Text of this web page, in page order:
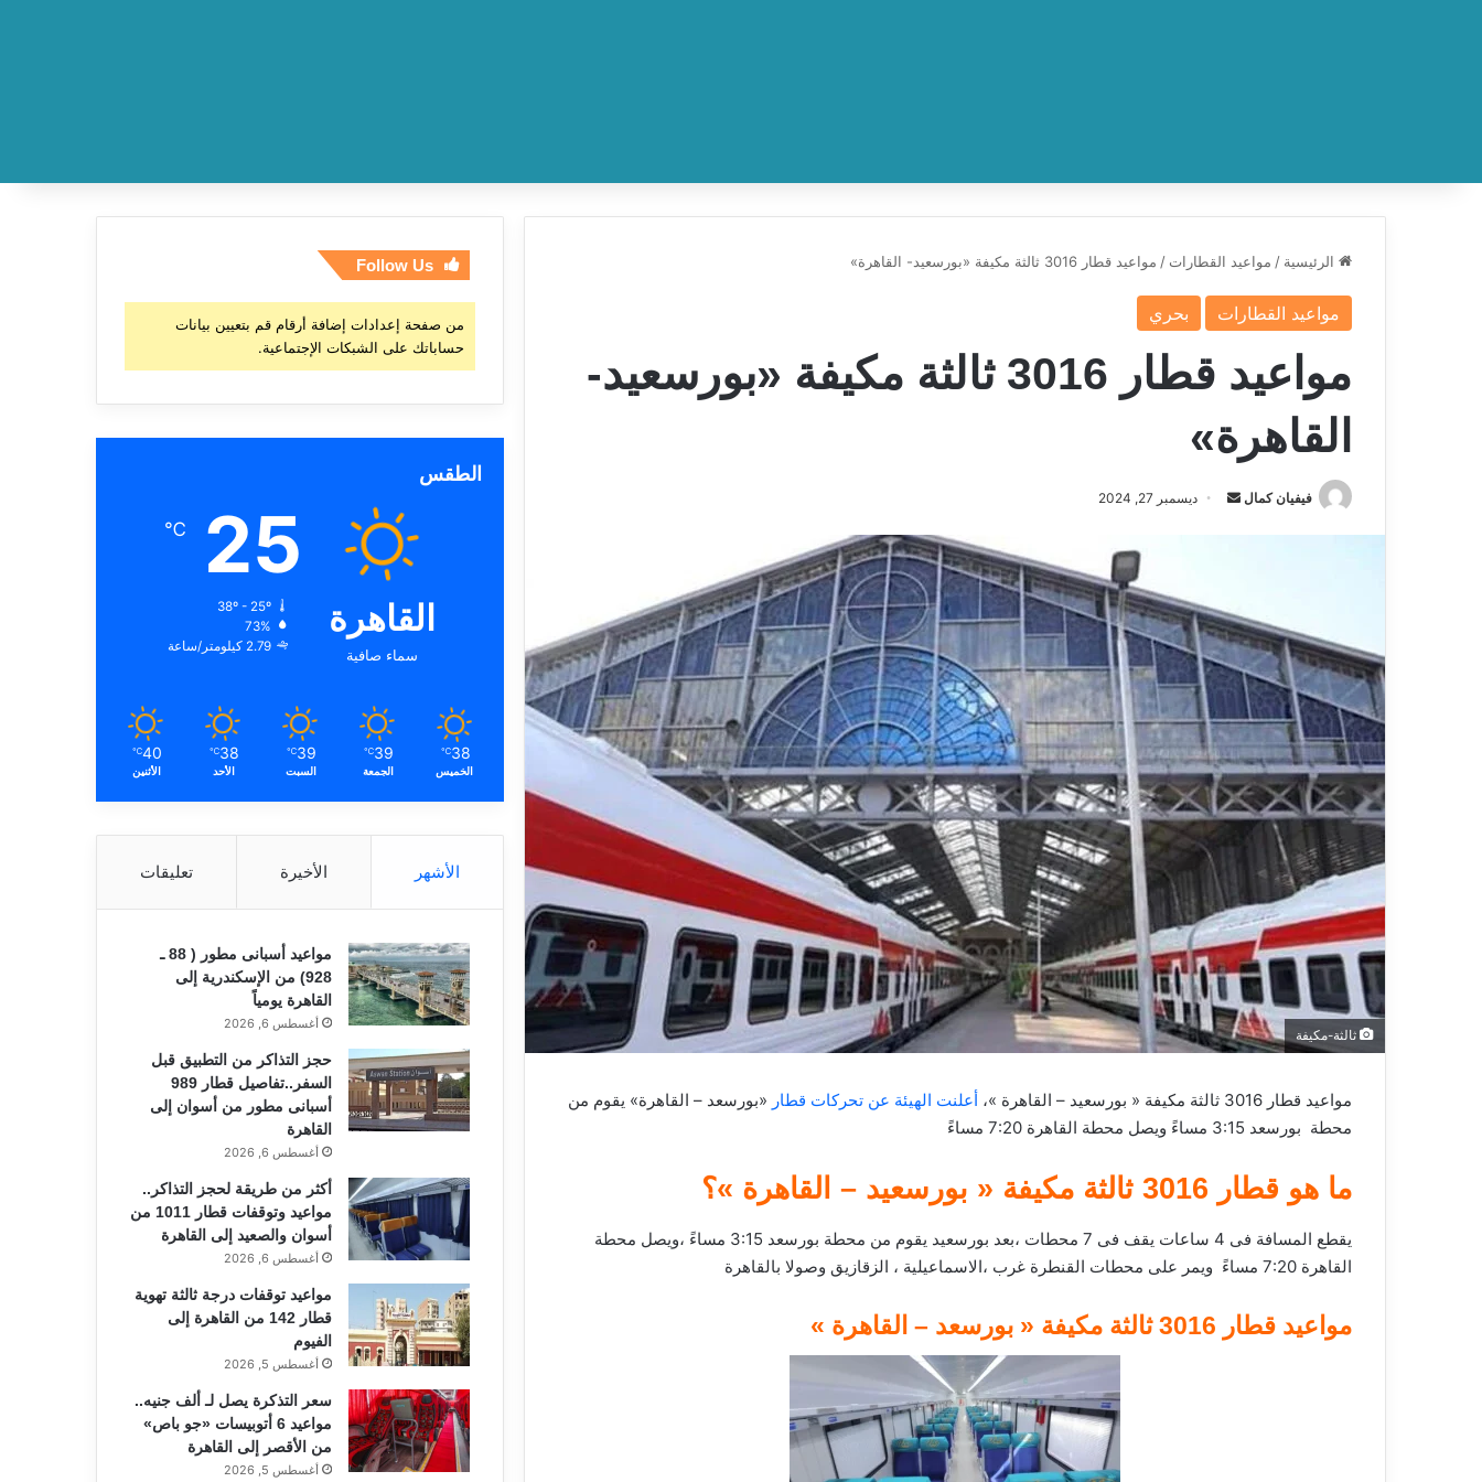
الرئيسية / مواعيد القطارات / مواعيد قطار 3016 ثالثة مكيفة «بورسعيد- القاهرة»
مواعيد القطارات بحري
مواعيد قطار 3016 ثالثة مكيفة «بورسعيد-
القاهرة»
فيفيان كمال
ر
د
إ
ل
ك
ت
ي
ا
ديسمبر 27, 2024
ثالثة-مكيفة
مواعيد قطار 3016 ثالثة مكيفة « بورسعيد – القاهرة »، أعلنت الهيئة عن تحركات قطار «بورسعد – القاهرة» يقوم من
محطة بورسعد 3:15 مساءً ويصل محطة القاهرة 7:20 مساءً
ما هو قطار 3016 ثالثة مكيفة « بورسعيد – القاهرة »؟
يقطع المسافة فى 4 ساعات يقف فى 7 محطات ،بعد بورسعيد يقوم من محطة بورسعد 3:15 مساءً ،ويصل محطة
القاهرة 7:20 مساءً ويمر على محطات القنطرة غرب ،الاسماعيلية ، الزقازيق وصولا بالقاهرة
مواعيد قطار 3016 ثالثة مكيفة « بورسعد – القاهرة »
Follow Us
من صفحة إعدادات إضافة أرقام قم بتعيين بيانات
حساباتك على الشبكات الإجتماعية.
الطقس
القاهرة
سماء صافية
25
℃
38º - 25º
73%
2.79 كيلومتر/ساعة
38
℃
الخميس
39
℃
الجمعة
39
℃
السبت
38
℃
الأحد
40
℃
الأثنين
الأشهر الأخيرة تعليقات
مواعيد أسبانى مطور ( 88 ـ
928) من الإسكندرية إلى
القاهرة يومياً
أغسطس 6, 2026
حجز التذاكر من التطبيق قبل
السفر..تفاصيل قطار 989
أسبانى مطور من أسوان إلى
القاهرة
أغسطس 6, 2026
أكثر من طريقة لحجز التذاكر..
مواعيد وتوقفات قطار 1011 من
أسوان والصعيد إلى القاهرة
أغسطس 6, 2026
مواعيد توقفات درجة ثالثة تهوية
قطار 142 من القاهرة إلى
الفيوم
أغسطس 5, 2026
سعر التذكرة يصل لـ ألف جنيه..
مواعيد 6 أتوبيسات «جو باص»
من الأقصر إلى القاهرة
أغسطس 5, 2026